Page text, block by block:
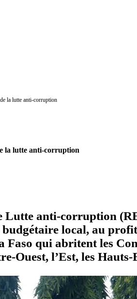
la lutte anti-corruption
la lutte anti-corruption
Lutte anti-corruption
local, au
Faso qui abritent les
l’Est, les Hauts-